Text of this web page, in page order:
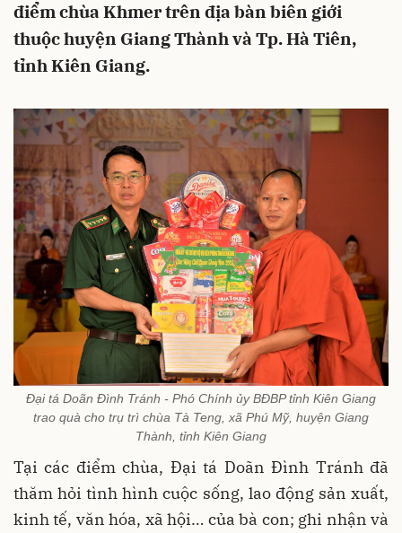
điểm chùa Khmer trên địa bàn biên giới
thuộc huyện Giang Thành và Tp. Hà Tiên,
tỉnh Kiên Giang.
Đại tá Doãn Đình Tránh - Phó Chính ủy BĐBP tỉnh Kiên Giang
trao quà cho trụ trì chùa Tà Teng, xã Phú Mỹ, huyện Giang
Thành, tỉnh Kiên Giang
Tại các điểm chùa, Đại tá Doãn Đình Tránh đã
thăm hỏi tình hình cuộc sống, lao động sản xuất,
kinh tế, văn hóa, xã hội… của bà con; ghi nhận và